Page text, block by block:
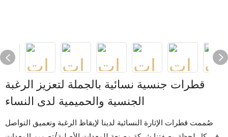
قطرات جنسية نسائية بالجملة لتعزيز الرغبة
الجنسية والحميمية لدى النساء
صُممت قطرات الإثارة النسائية لدينا لإيقاظ الرغبة وتعميق التواصل